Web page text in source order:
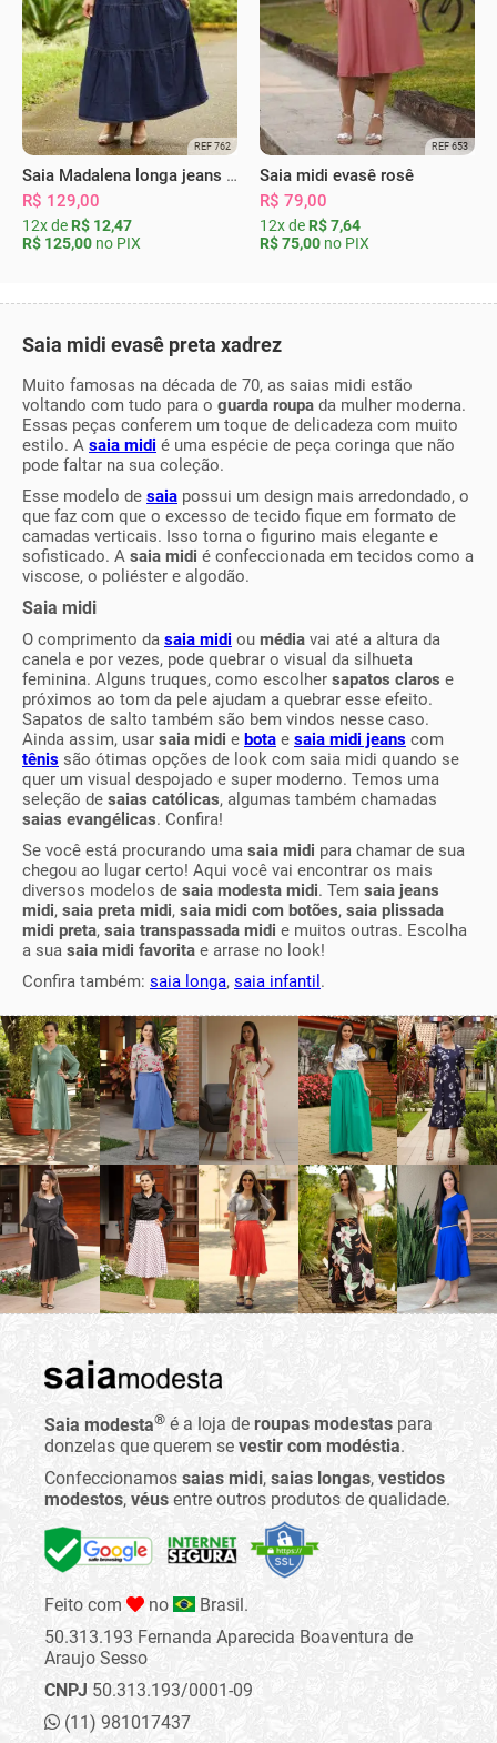
REF 762
Saia Madalena longa jeans escura
R$ 129,00
12x de R$ 12,47
R$ 125,00 no PIX
REF 653
Saia midi evasê rosê
R$ 79,00
12x de R$ 7,64
R$ 75,00 no PIX
Saia midi evasê preta xadrez
Muito famosas na década de 70, as saias midi estão
voltando com tudo para o guarda roupa da mulher moderna.
Essas peças conferem um toque de delicadeza com muito
estilo. A saia midi é uma espécie de peça coringa que não
pode faltar na sua coleção.
Esse modelo de saia possui um design mais arredondado, o
que faz com que o excesso de tecido fique em formato de
camadas verticais. Isso torna o figurino mais elegante e
sofisticado. A saia midi é confeccionada em tecidos como a
viscose, o poliéster e algodão.
Saia midi
O comprimento da saia midi ou média vai até a altura da
canela e por vezes, pode quebrar o visual da silhueta
feminina. Alguns truques, como escolher sapatos claros e
próximos ao tom da pele ajudam a quebrar esse efeito.
Sapatos de salto também são bem vindos nesse caso.
Ainda assim, usar saia midi e bota e saia midi jeans com
tênis são ótimas opções de look com saia midi quando se
quer um visual despojado e super moderno. Temos uma
seleção de saias católicas, algumas também chamadas
saias evangélicas. Confira!
Se você está procurando uma saia midi para chamar de sua
chegou ao lugar certo! Aqui você vai encontrar os mais
diversos modelos de saia modesta midi. Tem saia jeans
midi, saia preta midi, saia midi com botões, saia plissada
midi preta, saia transpassada midi e muitos outras. Escolha
a sua saia midi favorita e arrase no look!
Confira também: saia longa, saia infantil .
Saia modesta® é a loja de roupas modestas para
donzelas que querem se vestir com modéstia.
Confeccionamos saias midi, saias longas, vestidos
modestos, véus entre outros produtos de qualidade.
Feito com no
Brasil.
50.313.193 Fernanda Aparecida Boaventura de
Araujo Sesso
CNPJ50.313.193/0001-09
(11) 981017437